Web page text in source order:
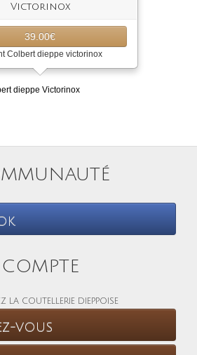
Victorinox
39.00€
Colbert dieppe victorinox
COMPTE
LA COUTELLERIE DIEPPOISE
VOUS